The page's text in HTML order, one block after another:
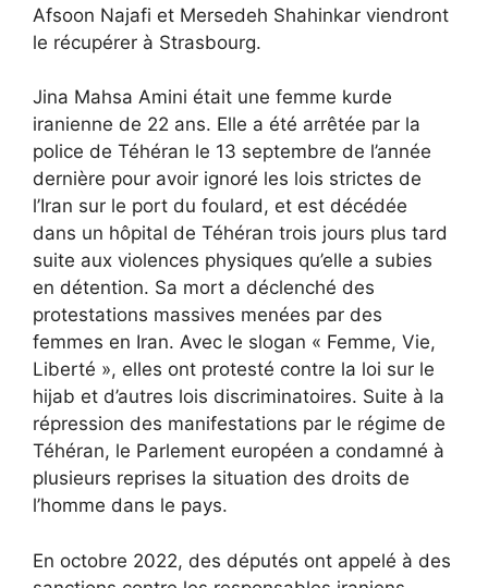
Afsoon Najafi et Mersedeh Shahinkar viendront
le récupérer à Strasbourg.
Jina Mahsa Amini était une femme kurde
iranienne de 22 ans. Elle a été arrêtée par la
police de Téhéran le 13 septembre de l’année
dernière pour avoir ignoré les lois strictes de
l’Iran sur le port du foulard, et est décédée
dans un hôpital de Téhéran trois jours plus tard
suite aux violences physiques qu’elle a subies
en détention. Sa mort a déclenché des
protestations massives menées par des
femmes en Iran. Avec le slogan « Femme, Vie,
Liberté », elles ont protesté contre la loi sur le
hijab et d’autres lois discriminatoires. Suite à la
répression des manifestations par le régime de
Téhéran, le Parlement européen a condamné à
plusieurs reprises la situation des droits de
l’homme dans le pays.
En octobre 2022, des députés ont appelé à des